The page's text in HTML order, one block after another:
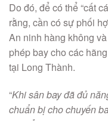
Do đó, để có thể “cất
rằng, cần có sự phối
An ninh hàng không
phép bay cho các
tại Long Thành.
“Khi sân bay đã đủ
chuẩn bị cho chuyến